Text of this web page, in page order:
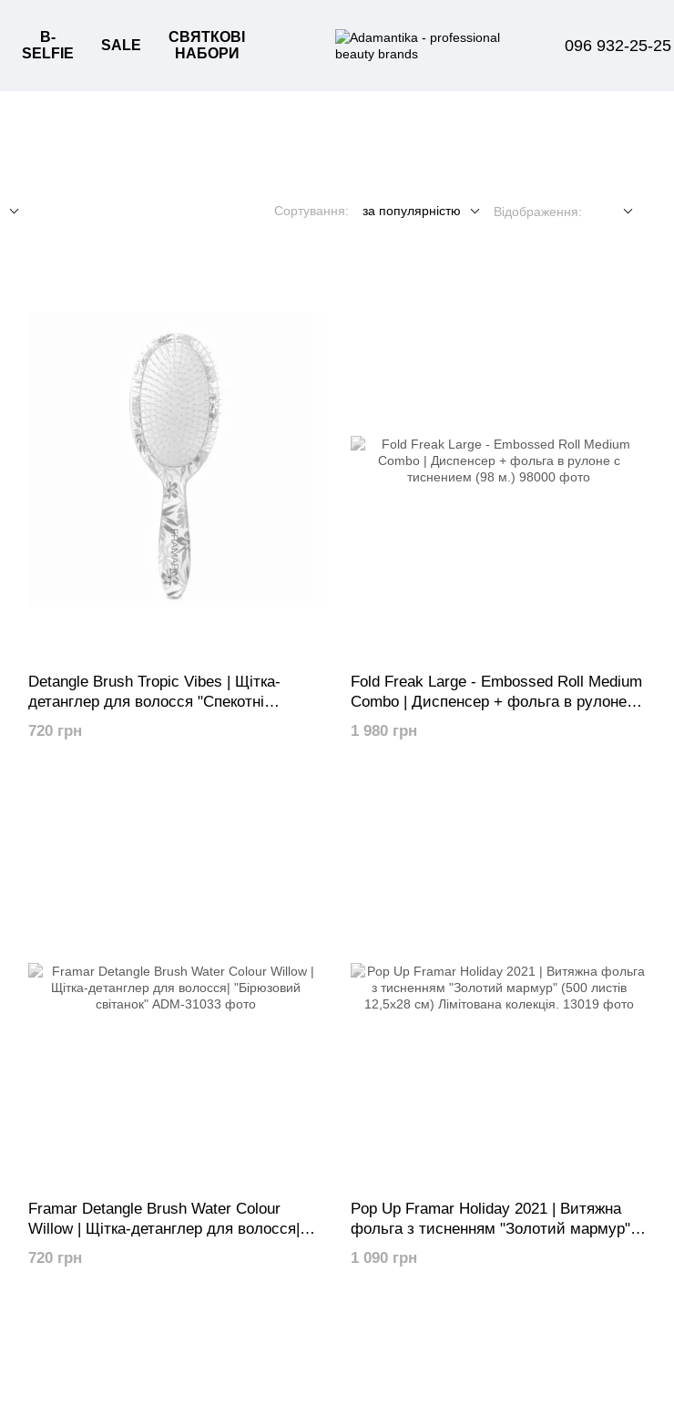
B-
SELFIE
SALE
СВЯТКОВІ
НАБОРИ
096 932-25-25
Сортування: за популярністю Відображення:
Detangle Brush Tropic Vibes | Щітка-
детанглер для волосся "Спекотні
тропіки" | Tropic Vibes Tropic Like it's Hot
720 грн
Fold Freak Large - Embossed Roll Medium
Combo | Диспенсер + фольга в рулоне с
тиснением (98 м.)
1 980 грн
Framar Detangle Brush Water Colour
Willow | Щітка-детанглер для волосся|
"Бірюзовий світанок"
720 грн
Pop Up Framar Holiday 2021 | Витяжна
фольга з тисненням "Золотий мармур"
(500 листів 12,5х28 см) Лімітована
колекція.
1 090 грн